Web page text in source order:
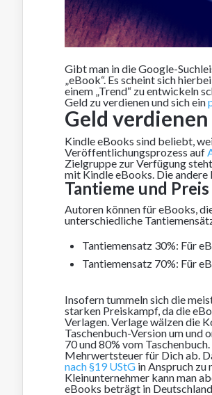
Gibt man in die Google-
„eBook“. Es scheint sich
einem „Trend“ zu entwickeln
Geld zu verdienen und sich ein
Geld
Kindle eBooks sind beliebt,
Veröffentlichungsprozess auf
Zielgruppe zur Verfügung
mit Kindle eBooks. Die
Tantieme und Preis
Autoren können für eBooks,
unterschiedliche
Tantiemensatz 30%: Für
Tantiemensatz 70%: Für
Insofern tummeln sich die
starken Preiskampf, da die
Verlagen. Verlage wälzen die
Taschenbuch-Version um und
70 und 80% vom
Mehrwertsteuer für Dich ab.
nach §19 UStG in Anspruch
Kleinunternehmer kann man
eBooks beträgt in